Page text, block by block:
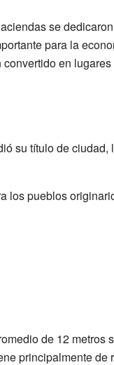
se
para la
en lugares
su título de ciudad,
los pueblos
de 12 metros
principalmente de